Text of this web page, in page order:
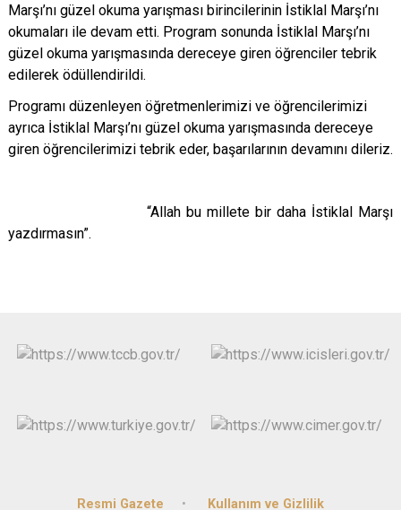
Marşı’nı güzel okuma yarışması birincilerinin İstiklal Marşı’nı
okumaları ile devam etti. Program sonunda İstiklal Marşı’nı
güzel okuma yarışmasında dereceye giren öğrenciler tebrik
edilerek ödüllendirildi.
Programı düzenleyen öğretmenlerimizi ve öğrencilerimizi
ayrıca İstiklal Marşı’nı güzel okuma yarışmasında dereceye
giren öğrencilerimizi tebrik eder, başarılarının devamını dileriz.
“Allah bu millete bir daha İstiklal Marşı
yazdırmasın”.
Resmi Gazete Kullanım ve Gizlilik